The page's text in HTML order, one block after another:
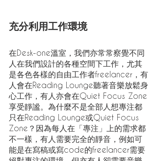
充分利用工作環境
在Desk-one溫室，我們亦常常察覺不同
人在我們設計的各種空間下工作，尤其
是各色各樣的自由工作者freelancer，有
人會在Reading Lounge聽著音樂放鬆身
心工作，有人亦會在Quiet Focus Zone
享受靜謐。為什麼不是全部人想專注都
只在Reading Lounge或Quiet Focus
Zone？因為每人在「專注」上的需求都
不一樣，有人需要完全的靜音，例如可
能是在寫稿或寫code的freelancer需要